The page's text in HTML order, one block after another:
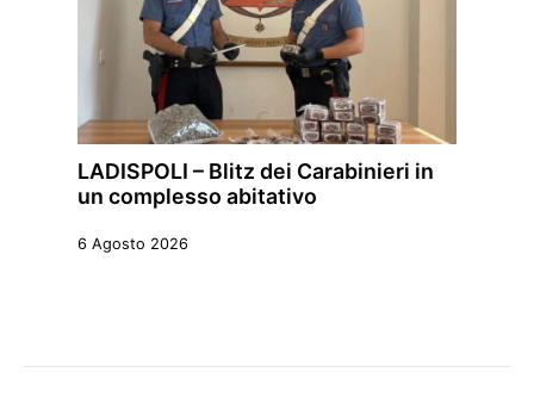
LADISPOLI – Blitz dei Carabinieri in
un complesso abitativo
6 Agosto 2026